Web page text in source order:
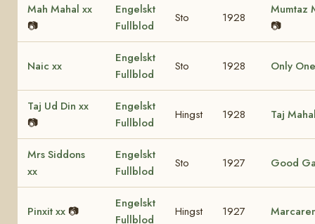
Mah Mahal xx
📷
Engelskt
Fullblod
Sto 1928
Mumtaz
📷
Naic xx
Engelskt
Fullblod
Sto 1928 Only
Taj Ud Din xx
📷
Engelskt
Fullblod
Hingst 1928 Taj
Mrs Siddons
xx
Engelskt
Fullblod
Sto 1927 Good
Pinxit xx 📷
Engelskt
Fullblod
Hingst 1927